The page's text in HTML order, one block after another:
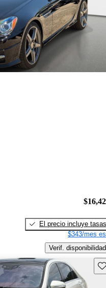
El precio incluye tasas
$343/mes
Verif. disponibilidad